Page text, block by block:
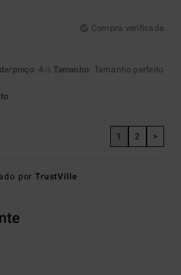
Compra verificada
preço: 4 /5 Tamanho: Tamanho perfeito
1 2 >
porTrustVille